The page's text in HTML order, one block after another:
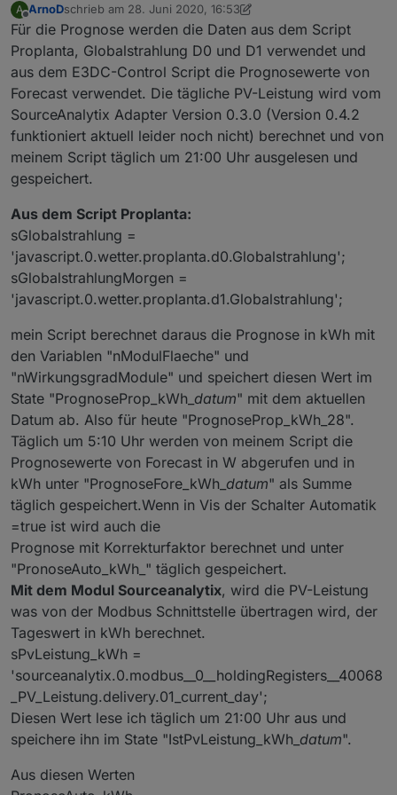
type : "number",
        role:
'value',
        unit:
'%',
read: true,
        write:
false});
    createState(ppBaseObjPath +
        name:
type: "number" ,
        role:
'value',
        unit:
        write:
false
    createState(ppBaseObjPath +
        name:
'Sichtweite',
type: "number"
        role:
'value'
,
        unit:
'km'
read: true,
        write:
false
});
        name:
'Höhe der Wolkenuntergrenze',
type: "number",
        role:
'value',
        unit:
'm' ,
read : true,
        write:
false});
    createState(ppBaseObjPath +
        name:
type:
        role:
'text',
read: true,
        write:
false});
    createState(ppBaseObjPath +
        name:
'Windrichtung Image'
type
        role:
read: true,
        write:
false });
    createState(ppBaseObjPath +
        name:
'Windgeschwindigkeit',
        role:
A
Offline
ArnoDschrieb am 28. Juni 2020, 16:53
zuletzt editiert von ArnoD
Für die Prognose werden die Daten aus dem Script
Proplanta, Globalstrahlung D0 und D1 verwendet und
aus dem E3DC-Control Script die Prognosewerte von
Forecast verwendet. Die tägliche PV-Leistung wird vom
SourceAnalytix Adapter Version 0.3.0 (Version 0.4.2
funktioniert aktuell leider noch nicht) berechnet und von
meinem Script täglich um 21:00 Uhr ausgelesen und
gespeichert.
Aus dem Script Proplanta:
sGlobalstrahlung =
'javascript.0.wetter.proplanta.d0.Globalstrahlung';
sGlobalstrahlungMorgen =
'javascript.0.wetter.proplanta.d1.Globalstrahlung';
mein Script berechnet daraus die Prognose in kWh mit
den Variablen "nModulFlaeche" und
"nWirkungsgradModule" und speichert diesen Wert im
State "PrognoseProp_kWh_ datum" mit dem aktuellen
Datum ab. Also für heute "PrognoseProp_kWh_28".
Täglich um 5:10 Uhr werden von meinem Script die
Prognosewerte von Forecast in W abgerufen und in
kWh unter "PrognoseFore_kWh_ datum" als Summe
täglich gespeichert.Wenn in Vis der Schalter Automatik
=true ist wird auch die
Prognose mit Korrekturfaktor berechnet und unter
"PronoseAuto_kWh_" täglich gespeichert.
Mit dem Modul Sourceanalytix, wird die PV-Leistung
was von der Modbus Schnittstelle übertragen wird, der
Tageswert in kWh berechnet.
sPvLeistung_kWh =
'sourceanalytix.0.modbus__0__holdingRegisters__40068
_PV_Leistung.delivery.01_current_day';
Diesen Wert lese ich täglich um 21:00 Uhr aus und
speichere ihn im State "IstPvLeistung_kWh_ datum".
Aus diesen Werten